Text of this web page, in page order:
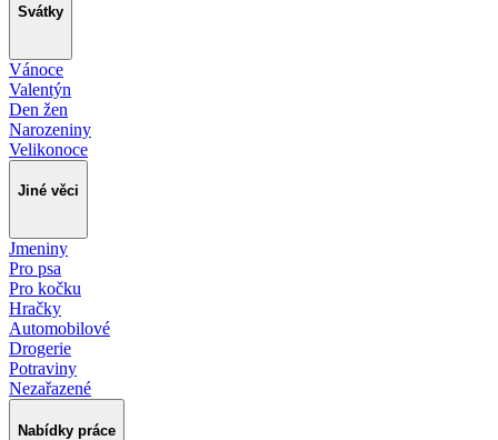
Svátky
Vánoce
Valentýn
Den žen
Narozeniny
Velikonoce
Jiné věci
Jmeniny
Pro psa
Pro kočku
Hračky
Automobilové
Drogerie
Potraviny
Nezařazené
Nabídky práce